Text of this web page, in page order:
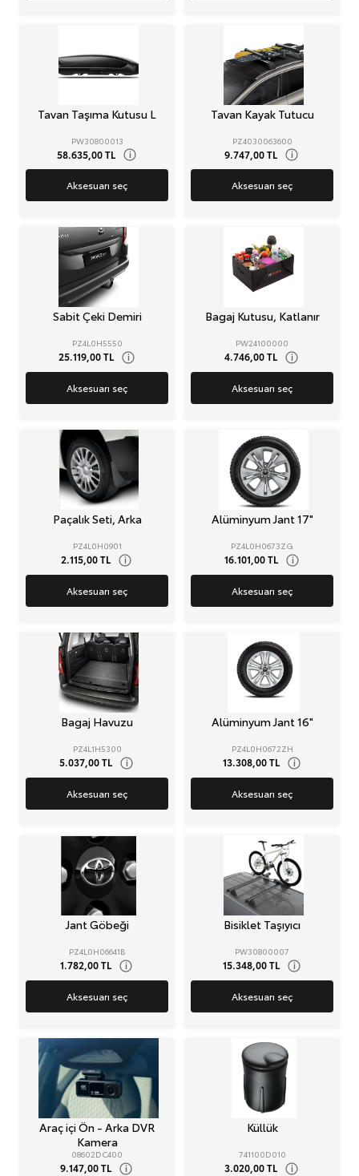
Tavan Taşıma Kutusu L
PW30800013
58.635,00 TL i
Aksesuarı seç
Tavan Kayak Tutucu
PZ4030063600
9.747,00 TL i
Aksesuarı seç
Sabit Çeki Demiri
PZ4L0H5550
25.119,00 TL i
Aksesuarı seç
Bagaj Kutusu, Katlanır
PW24100000
4.746,00 TL i
Aksesuarı seç
Paçalık Seti, Arka
PZ4L0H0901
2.115,00 TL i
Aksesuarı seç
Alüminyum Jant 17"
PZ4L0H0673ZG
16.101,00 TL i
Aksesuarı seç
Bagaj Havuzu
PZ4L1H5300
5.037,00 TL i
Aksesuarı seç
Alüminyum Jant 16"
PZ4L0H0672ZH
13.308,00 TL i
Aksesuarı seç
Jant Göbeği
PZ4L0H06641B
1.782,00 TL i
Aksesuarı seç
Bisiklet Taşıyıcı
PW30800007
15.348,00 TL i
Aksesuarı seç
Araç içi Ön - Arka DVR
Kamera
08602DC400
9.147,00 TL i
Küllük
741100D010
3.020,00 TL i